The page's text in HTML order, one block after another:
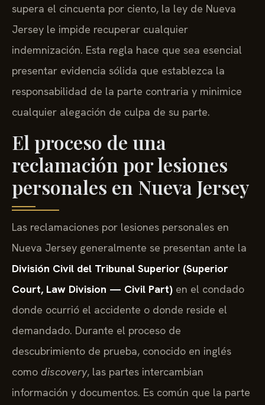
supera el cincuenta por ciento, la ley de Nueva
Jersey le impide recuperar cualquier
indemnización. Esta regla hace que sea esencial
presentar evidencia sólida que establezca la
responsabilidad de la parte contraria y minimice
cualquier alegación de culpa de su parte.
El proceso de una
reclamación por lesiones
personales en Nueva Jersey
Las reclamaciones por lesiones personales en
Nueva Jersey generalmente se presentan ante la
División Civil del Tribunal Superior (Superior
Court, Law Division — Civil Part) en el condado
donde ocurrió el accidente o donde reside el
demandado. Durante el proceso de
descubrimiento de prueba, conocido en inglés
como discovery, las partes intercambian
información y documentos. Es común que la parte